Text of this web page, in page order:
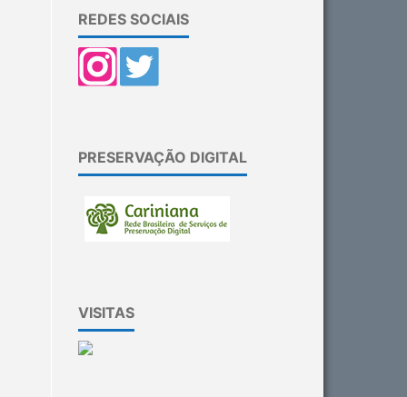
REDES SOCIAIS
PRESERVAÇÃO DIGITAL
VISITAS